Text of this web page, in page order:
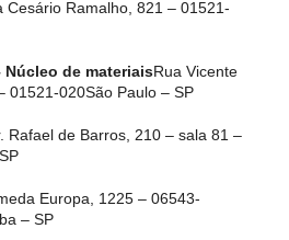
Cesário Ramalho, 821 – 01521-
Núcleo de materiaisRua Vicente
01521-020São Paulo – SP
Rafael de Barros, 210 – sala 81 –
Europa, 1225 – 06543-
– SP